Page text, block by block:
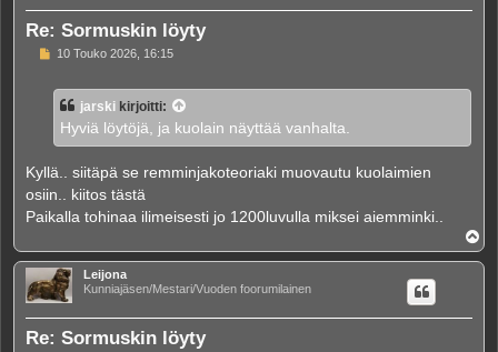
Re: Sormuskin löyty
V
s
10 Touko 2026, 16:15
jarski kirjoitti:
Hyviä löytöjä, ja kuolain näyttää vanhalta.
Kyllä.. siitäpä se remminjakoteoriaki muovautu kuolaimien
osiin.. kiitos tästä
Paikalla tohinaa ilimeisesti jo 1200luvulla miksei aiemminki..
l
ö
Leijona
Kunniajäsen/Mestari/Vuoden foorumilainen
Re: Sormuskin löyty